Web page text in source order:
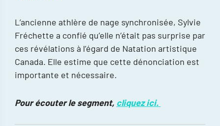
L’ancienne athlère de nage synchronisée, Sylvie
Fréchette a confié qu’elle n’était pas surprise par
ces révélations à l’égard de Natation artistique
Canada. Elle estime que cette dénonciation est
importante et nécessaire.
Pour écouter le segment, cliquez ici.